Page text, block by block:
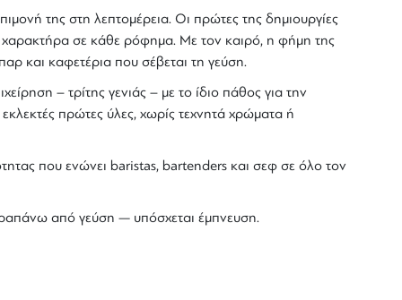
της στη λεπτομέρεια. Οι πρώτες της δημιουργίες
χαρακτήρα σε κάθε ρόφημα. Με τον καιρό, η φήμη της
και καφετέρια που σέβεται τη γεύση.
– τρίτης γενιάς – με το ίδιο πάθος για την
πρώτες ύλες, χωρίς τεχνητά χρώματα ή
που ενώνει baristas, bartenders και σεφ σε όλο τον
από γεύση — υπόσχεται έμπνευση.